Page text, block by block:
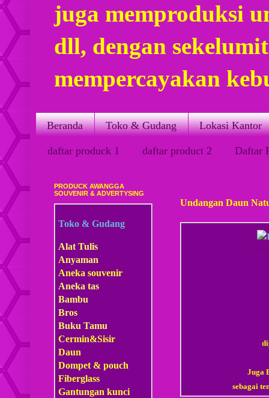
juga memproduksi
dll, dengan
mempercayakan
Beranda Toko & Gudang Lokasi Kantor
daftar produck 1 daftar product 2 Daftar
Undangan Daun
Juga
sebagai
PRODUCK AWANGGA
SOUVENIR & ADVERTYSING
Toko & Gudang
Alat Tulis
Anyaman
Aneka souvenir
Aneka tas
Bambu
Bros
Buku Tamu
Cermin&Sisir
Daun
Dompet & pouch
Fiberglass
Gantungan kunci